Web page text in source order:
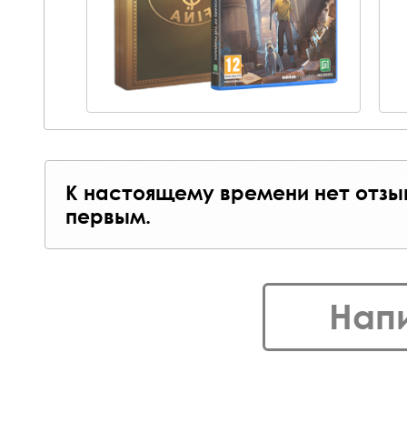
К настоящему времени нет
первым.